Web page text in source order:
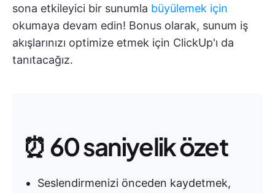
sona etkileyici bir sunumla büyülemek için
okumaya devam edin! Bonus olarak, sunum iş
akışlarınızı optimize etmek için ClickUp'ı da
tanıtacağız.
⏰ 60 saniyelik özet
Seslendirmenizi önceden kaydetmek,